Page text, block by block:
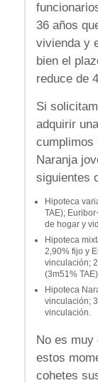
36 años
vivienda y
bien el
reduce de
Si
adquirir
cumplimos
Naranja
siguientes
Hipoteca
TAE);
de hogar y
Hipoteca
2,90% fijo y
vinculación;
(3m51%
Hipoteca
vinculación;
vinculación.
No es muy
estos
cohetes